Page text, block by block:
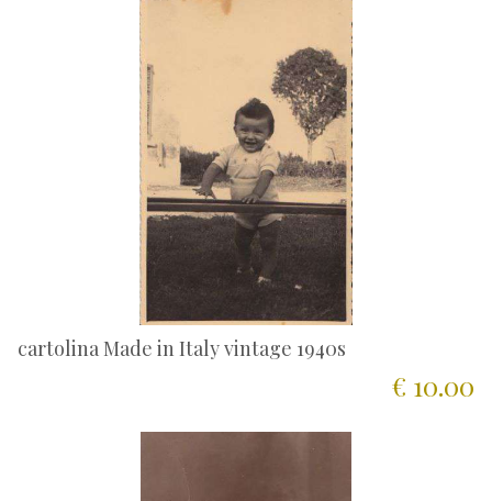
cartolina Made in Italy vintage 1940s
€ 10.00